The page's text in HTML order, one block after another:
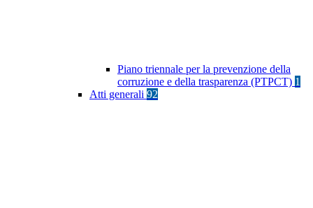
Piano triennale per la prevenzione della
corruzione e della trasparenza (PTPCT) 1
Atti generali 92